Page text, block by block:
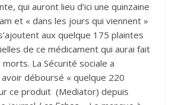
qui auront lieu d’ici une quinzaine
et « dans les jours qui viennent »
aux quelque 175 plaintes
de ce médicament qui aurai fait
La Sécurité sociale a
déboursé « quelque 220
ce produit (Mediator) depuis